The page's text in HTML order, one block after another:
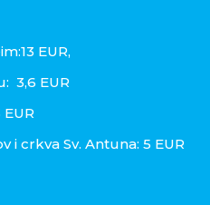
EUR,
3,6 EUR
i crkva Sv. Antuna: 5 EUR